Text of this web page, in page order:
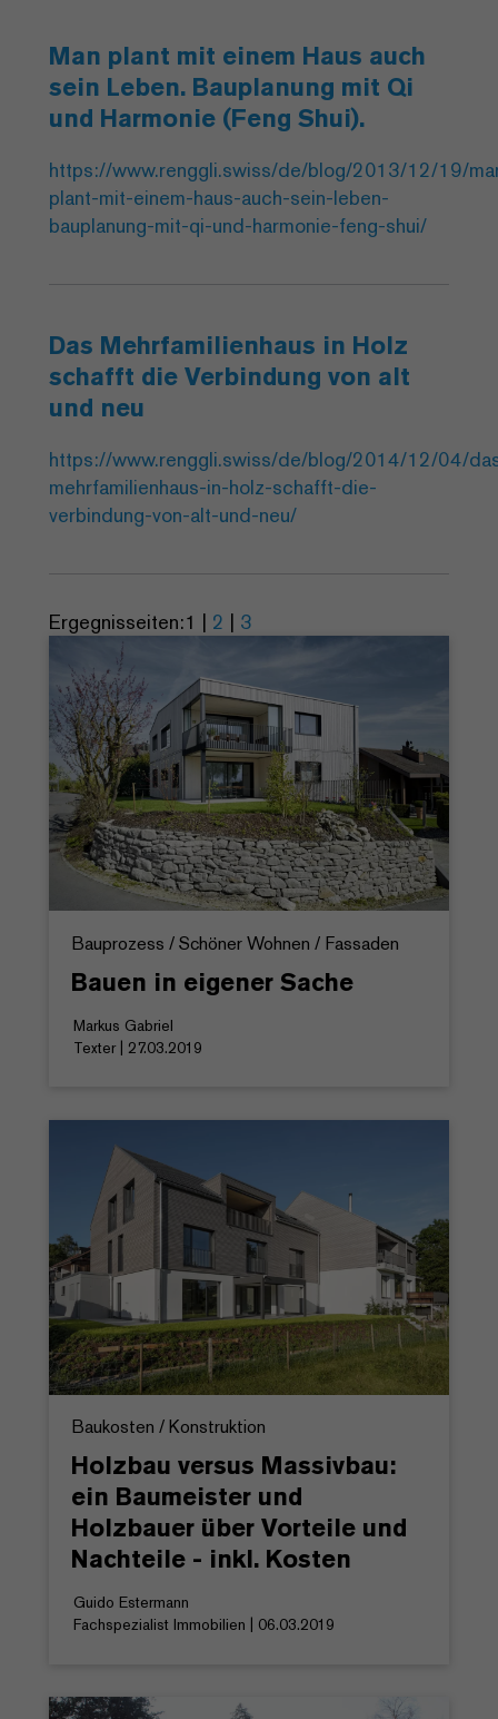
Man plant mit einem Haus auch
sein Leben. Bauplanung mit Qi
und Harmonie (Feng Shui).
https://www.renggli.swiss/de/blog/2013/12/19/
plant-mit-einem-haus-auch-sein-leben-
bauplanung-mit-qi-und-harmonie-feng-shui/
Das Mehrfamilienhaus in Holz
schafft die Verbindung von alt
und neu
https://www.renggli.swiss/de/blog/2014/12/04/
mehrfamilienhaus-in-holz-schafft-die-
verbindung-von-alt-und-neu/
Ergegnisseiten:1 | 2 | 3
Bauprozess / Schöner Wohnen / Fassaden
Bauen in eigener Sache
Markus Gabriel
Texter | 27.03.2019
Baukosten / Konstruktion
Holzbau versus Massivbau:
ein Baumeister und
Holzbauer über Vorteile und
Nachteile - inkl. Kosten
Guido Estermann
Fachspezialist Immobilien | 06.03.2019